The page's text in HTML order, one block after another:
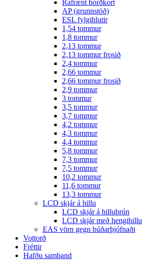
Rafrænt borðkort
AP (grunnstöð)
ESL fylgihlutir
1,54 tommur
1,8 tommur
2,13 tommur
2,13 tommur frosið
2,4 tommur
2,66 tommur
2,66 tommur frosið
2,9 tommur
3 tommur
3,5 tommur
3,7 tommur
4,2 tommur
4,3 tommur
4,4 tommur
5,8 tommur
7,3 tommur
7,5 tommur
10,2 tommur
11,6 tommur
13,3 tommur
LCD skjár á hillu
LCD skjár á hillubrún
LCD skjár með hengihillu
EAS vörn gegn búðarþjófnaði
Vottorð
Fréttir
Hafðu samband